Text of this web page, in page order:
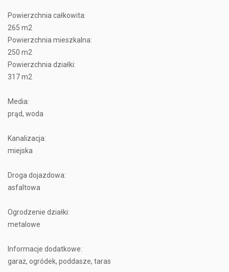
Powierzchnia całkowita:
265 m2
Powierzchnia mieszkalna:
250 m2
Powierzchnia działki:
317 m2
Media:
prąd, woda
Kanalizacja:
miejska
Droga dojazdowa:
asfaltowa
Ogrodzenie działki:
metalowe
Informacje dodatkowe:
garaż, ogródek, poddasze, taras